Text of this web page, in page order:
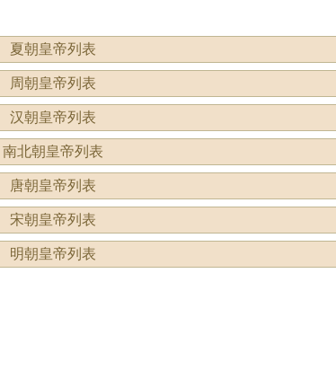
吗？用来形容什么？
夏朝皇帝列表
周朝皇帝列表
汉朝皇帝列表
南北朝皇帝列表
唐朝皇帝列表
宋朝皇帝列表
明朝皇帝列表